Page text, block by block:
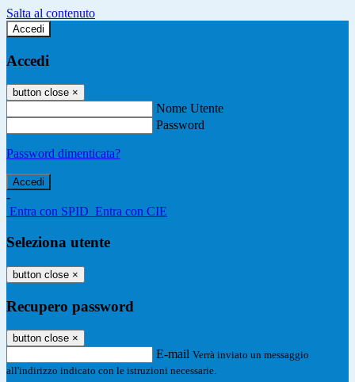
Salta al contenuto
Accedi
Accedi
button close ×
Nome Utente
Password
Password dimenticata?
-
Entra con SPID Entra con CIE
Seleziona utente
button close ×
Recupero password
button close ×
E-mail Verrà inviato un messaggio
all'indirizzo indicato con le istruzioni necessarie.